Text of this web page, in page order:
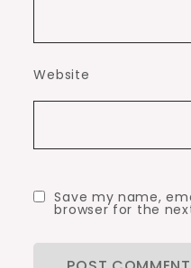
Website
Save my name,
browser for the